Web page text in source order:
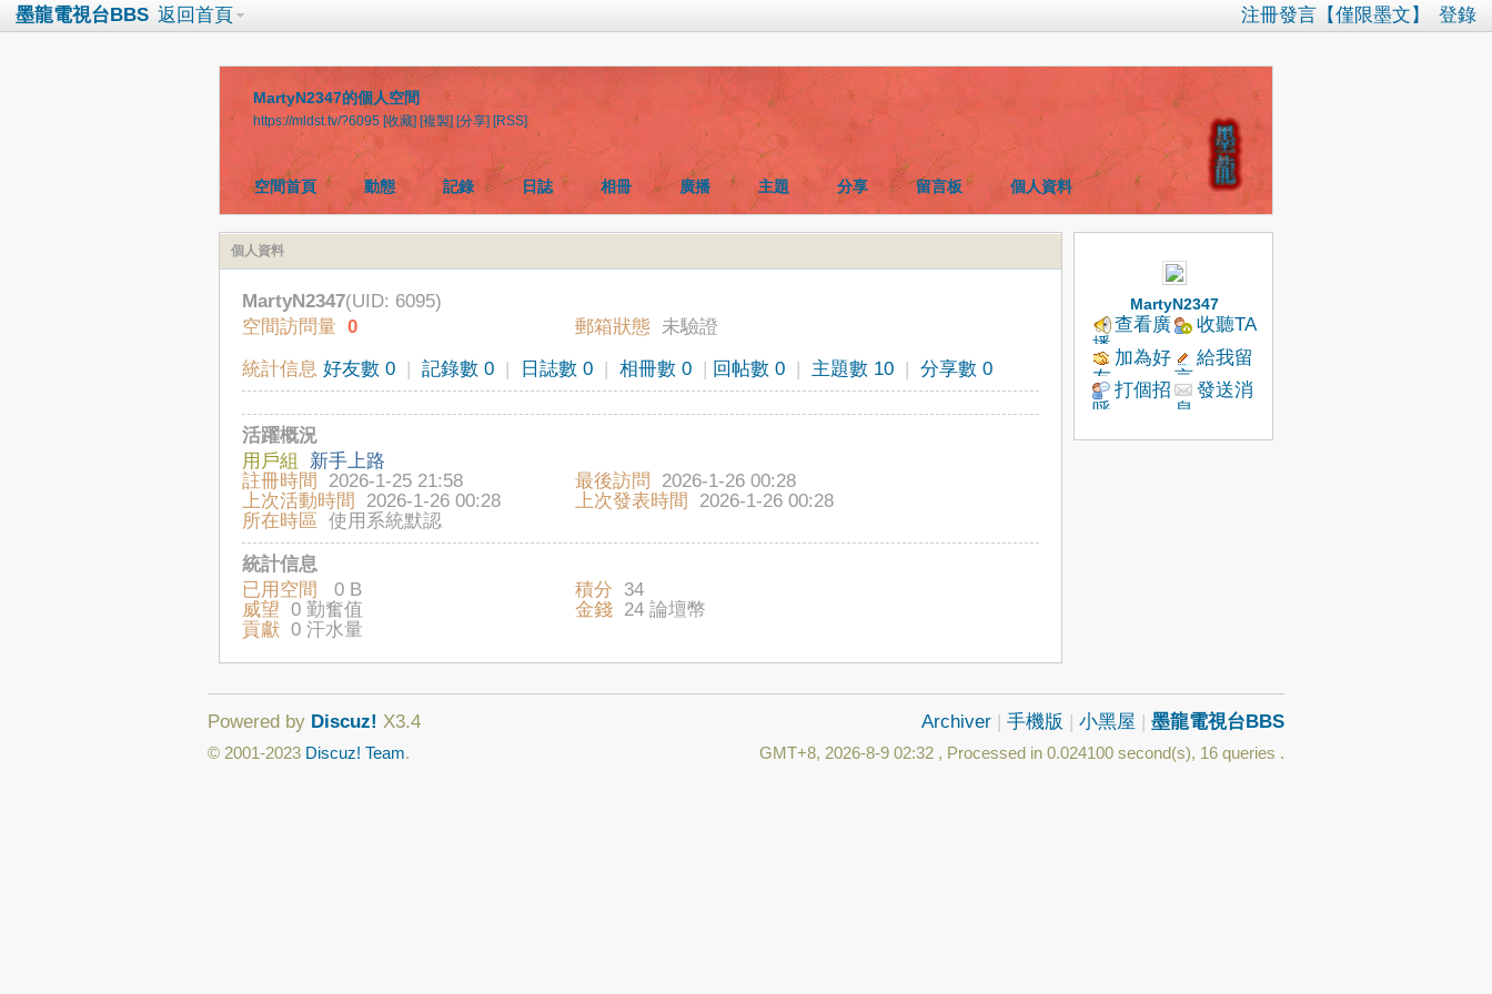
注冊發言【僅限墨文】 登錄
墨龍電視台BBS 返回首頁
MartyN2347的個人空間
https://mldst.tv/?6095 [收藏] [複製] [分享] [RSS]
空間首頁 動態 記錄 日誌 相冊 廣播 主題 分享 留言板 個人資料
個人資料
MartyN2347(UID: 6095)
空間訪問量 0 郵箱狀態 未驗證
統計信息 好友數 0 | 記錄數 0 | 日誌數 0 | 相冊數 0 | 回帖數 0 | 主題數 10 | 分享數 0
活躍概況
用戶組 新手上路
註冊時間
2026-1-25 21:58 最後訪問
2026-1-26 00:28
上次活動時間
2026-1-26 00:28 上次發表時間
2026-1-26 00:28
所在時區 使用系統默認
統計信息
已用空間
0 B 積分
34
威望 0 勤奮值 金錢 24 論壇幣
貢獻 0 汗水量
MartyN2347
查看廣
播
收聽TA
加為好
友
給我留
言
打個招
呼
發送消
息
Archiver | 手機版 | 小黑屋 | 墨龍電視台BBS
GMT+8, 2026-8-9 02:32 , Processed in 0.024100 second(s), 16 queries .
Powered by Discuz! X3.4
© 2001-2023 Discuz! Team.